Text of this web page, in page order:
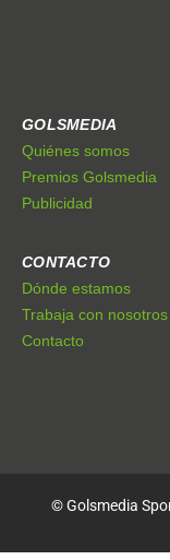
GOLSMEDIA
Quiénes somos
Premios Golsmedia
Publicidad
CONTACTO
Dónde estamos
Trabaja con nosotros
Contacto
© Golsmedia